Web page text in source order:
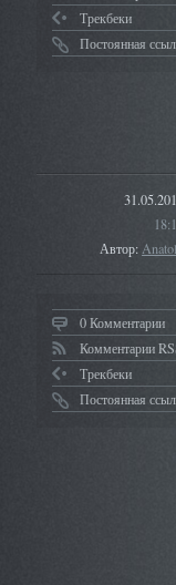
Трекбеки
Постоянная
Автор:
0 Комментарии
Комментарии
Трекбеки
Постоянная